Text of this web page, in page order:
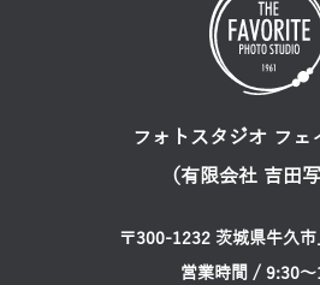
フォトスタジオ フェ
（有限会社 吉田写
〒300-1232 茨城県牛久
営業時間 / 9:30〜